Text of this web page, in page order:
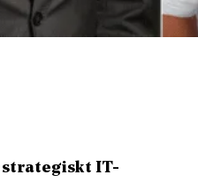
strategiskt IT-